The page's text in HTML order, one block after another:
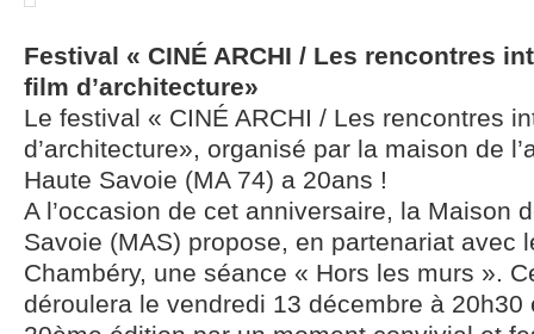
Festival « CINÉ ARCHI / Les rencontres
film d’architecture»
Le festival « CINÉ ARCHI / Les rencontres
d’architecture», organisé par la maison de
Haute Savoie (MA 74) a 20ans !
A l’occasion de cet anniversaire, la Maison
Savoie (MAS) propose, en partenariat avec
Chambéry, une séance « Hors les murs ».
déroulera le vendredi 13 décembre à 20h30